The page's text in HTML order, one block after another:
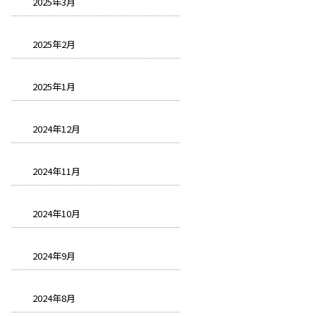
2025年2月
2025年1月
2024年12月
2024年11月
2024年10月
2024年9月
2024年8月